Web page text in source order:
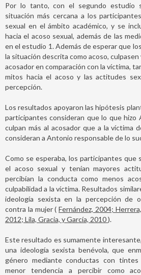
Por lo tanto, con el segundo estudio
situación más cercana a los
sexual en el ámbito académico, y se
hacia el acoso sexual, además de las
en el estudio 1. Además de esperar que
la situación descrita como acoso, culpasen
acosador en comparación con la víctima,
mitos hacia el acoso y las actitudes
percepción.
Los resultados apoyaron las hipótesis
participantes consideran que lo que hizo
culpan más al acosador que a la víctima
consideran a Antonio responsable de lo
Como se esperaba, los participantes que
el acoso sexual y tenían mayores
percibían la conducta como menos
culpabilidad a la víctima. Resultados
ideología sexista en la percepción de
contra la mujer (Fernández, 2004;
2012; Lila, Gracia, y García, 2010).
Este resultado es sumamente
una ideología sexista benévola, que
género mediante conductas con tintes
menor tendencia a percibir como